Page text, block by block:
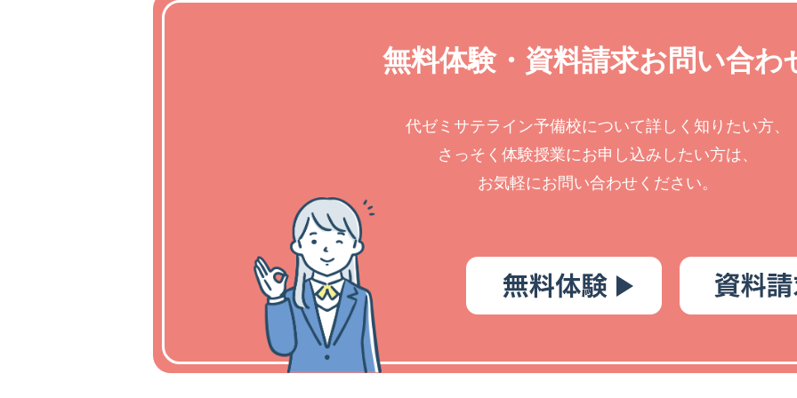
無料体験・資料請求お問い合わ
代ゼミサテライン予備校について詳しく知りたい方、
さっそく体験授業にお申し込みしたい方は、
お気軽にお問い合わせください。